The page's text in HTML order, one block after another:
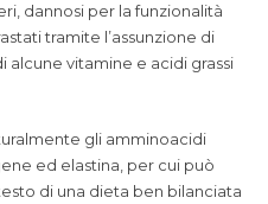
dannosi per la funzionalità
tramite l’assunzione di
alcune vitamine e acidi grassi
gli amminoacidi
ed elastina, per cui può
di una dieta ben bilanciata